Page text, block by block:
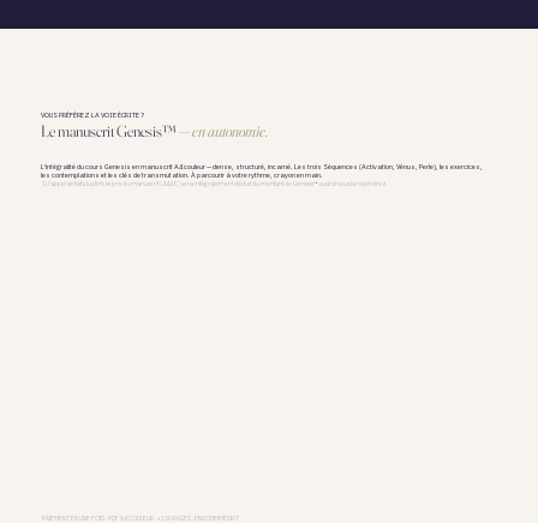
VOUS PRÉFÉREZ LA VOIE ÉCRITE ?
Le manuscrit Genesis™— en autonomie.
L'intégralité du cours Genesis en manuscrit A4 couleur — dense, structuré, incarné. Les trois Séquences (Activation, Vénus, Perle), les exercices,
les contemplations et les clés de transmutation. À parcourir à votre rythme, crayon en main.
Si l'appel se fait plus fort, le prix du manuscrit (444 €) sera intégralement déduit du montant de Genesis™ quand vous la rejoindrez.
PAIEMENT EN UNE FOIS · PDF A4 COULEUR · +150 PAGES · ENVOI IMMÉDIAT